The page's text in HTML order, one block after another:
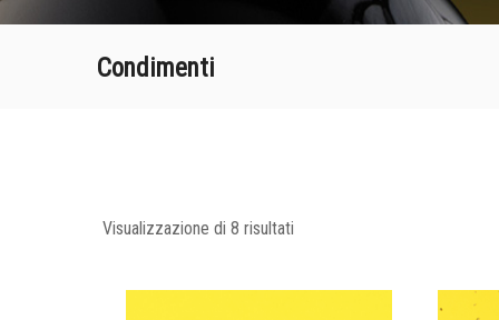
Condimenti
Visualizzazione di 8 risultati